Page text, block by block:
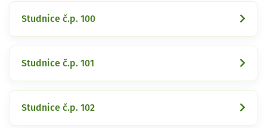
Studnice č.p. 100
Studnice č.p. 101
Studnice č.p. 102